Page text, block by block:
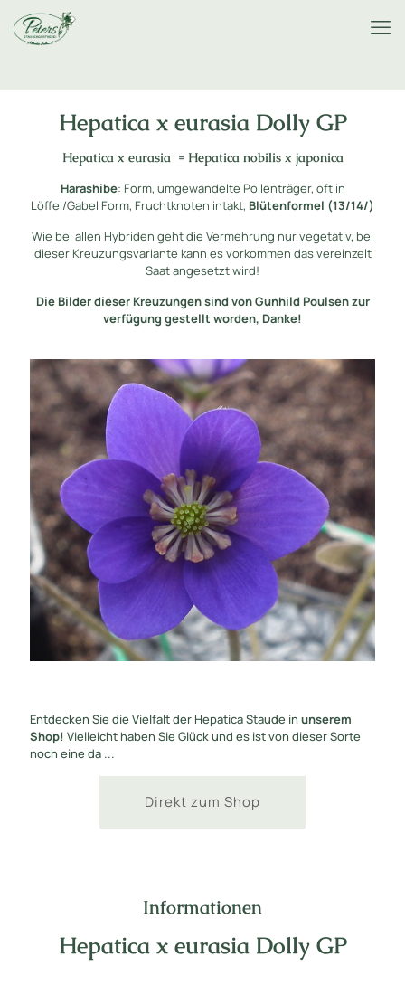
Hepatica x eurasia Dolly GP
Hepatica x eurasia = Hepatica nobilis x japonica
Harashibe: Form, umgewandelte Pollenträger, oft in
Löffel/Gabel Form, Fruchtknoten intakt, Blütenformel (13/14/)
Wie bei allen Hybriden geht die Vermehrung nur vegetativ, bei
dieser Kreuzungsvariante kann es vorkommen das vereinzelt
Saat angesetzt wird!
Die Bilder dieser Kreuzungen sind von Gunhild Poulsen zur
verfügung gestellt worden, Danke!
Entdecken Sie die Vielfalt der Hepatica Staude in unserem
Shop! Vielleicht haben Sie Glück und es ist von dieser Sorte
noch eine da ...
Direkt zum Shop
Informationen
Hepatica x eurasia Dolly GP